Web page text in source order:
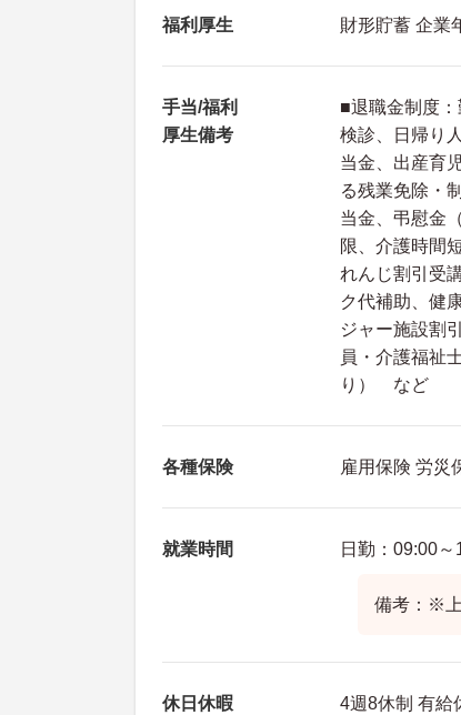
福利厚生 財形貯蓄 企業
手当/福利
厚生備考
■退職金制度
検診、日帰り
当金、出産育
る残業免除・
当金、弔慰金
限、介護時間
れんじ割引受
ク代補助、健
ジャー施設割
員・介護福祉
り） など
各種保険 雇用保険 労災
就業時間 日勤：09:00
備考：※
休日休暇 4週8休制 有給